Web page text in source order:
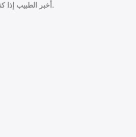
أخبر الطبيب إذا كنت تعاني داء السكري، أو قصور القلب، أو أمراض الأوعية الدموية الطرفية، أو الاضطرابات النفسية، مثل: الاكتئاب.